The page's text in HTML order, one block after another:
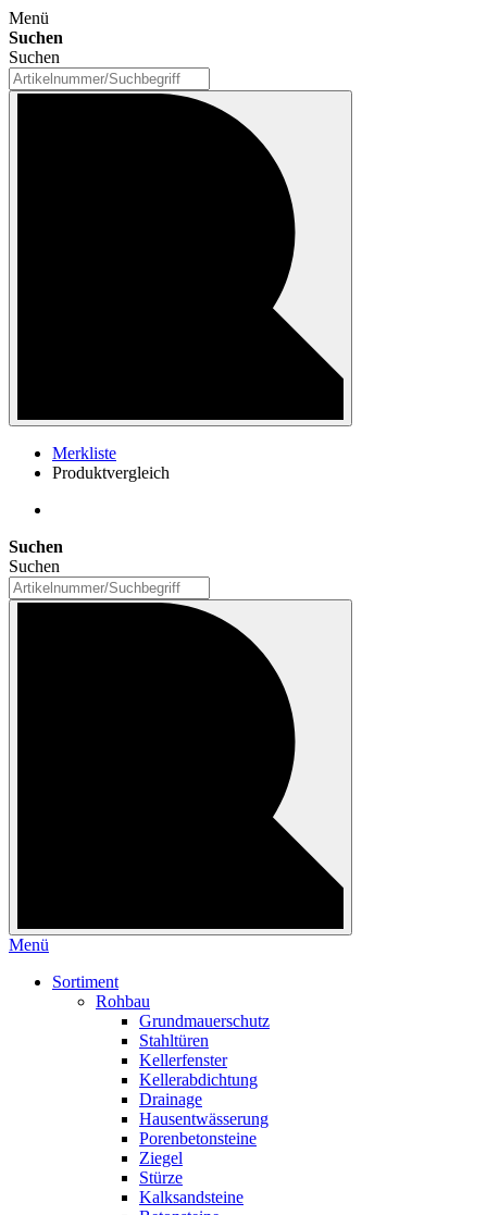
Menü
Suchen
Suchen
Merkliste
Produktvergleich
Suchen
Suchen
Menü
Sortiment
Rohbau
Grundmauerschutz
Stahltüren
Kellerfenster
Kellerabdichtung
Drainage
Hausentwässerung
Porenbetonsteine
Ziegel
Stürze
Kalksandsteine